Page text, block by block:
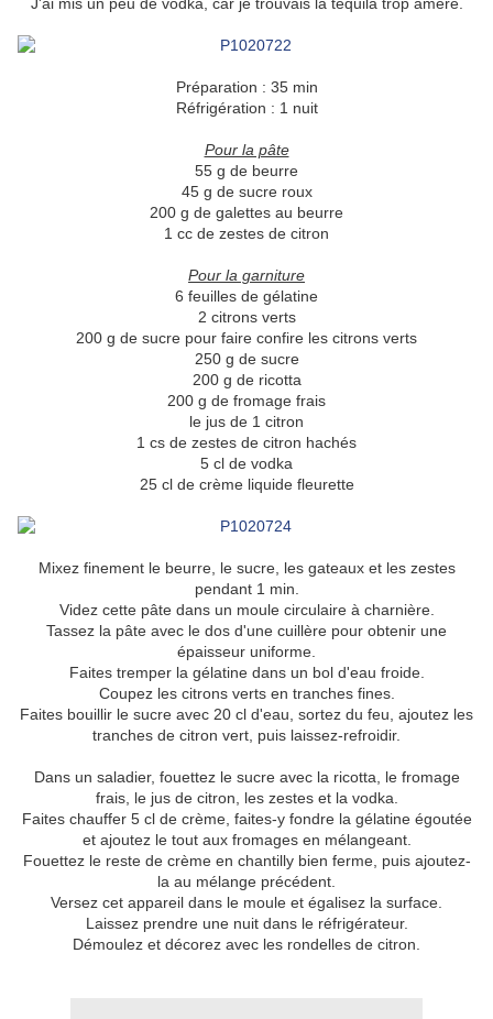
Préparation : 35 min
Réfrigération : 1 nuit
Pour la pâte
55 g de beurre
45 g de sucre roux
200 g de galettes au beurre
1 cc de zestes de citron
Pour la garniture
6 feuilles de gélatine
2 citrons verts
200 g de sucre pour faire confire les citrons verts
250 g de sucre
200 g de ricotta
200 g de fromage frais
le jus de 1 citron
1 cs de zestes de citron hachés
5 cl de vodka
25 cl de crème liquide fleurette
Mixez finement le beurre, le sucre, les gateaux et les zestes
pendant 1 min.
Videz cette pâte dans un moule circulaire à charnière.
Tassez la pâte avec le dos d'une cuillère pour obtenir une
épaisseur uniforme.
Faites tremper la gélatine dans un bol d'eau froide.
Coupez les citrons verts en tranches fines.
Faites bouillir le sucre avec 20 cl d'eau, sortez du feu, ajoutez les
tranches de citron vert, puis laissez-refroidir.
Dans un saladier, fouettez le sucre avec la ricotta, le fromage
frais, le jus de citron, les zestes et la vodka.
Faites chauffer 5 cl de crème, faites-y fondre la gélatine égoutée
et ajoutez le tout aux fromages en mélangeant.
Fouettez le reste de crème en chantilly bien ferme, puis ajoutez-
la au mélange précédent.
Versez cet appareil dans le moule et égalisez la surface.
Laissez prendre une nuit dans le réfrigérateur.
Démoulez et décorez avec les rondelles de citron.